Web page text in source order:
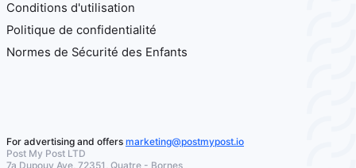
Conditions d'utilisation
Politique de confidentialité
Normes de Sécurité des Enfants
Post My Post LTD
7a Dupouy Ave, 72351, Quatre - Bornes
For advertising and offers marketing@postmypost.io